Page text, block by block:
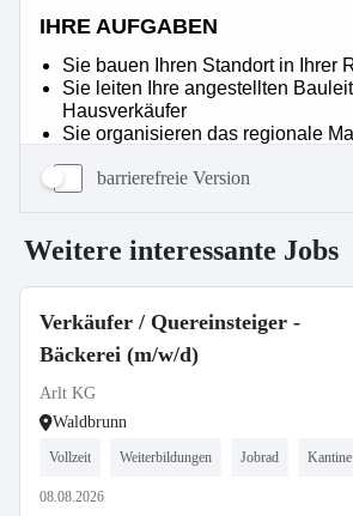
barrierefreie Version
Weitere interessante Jobs
Verkäufer / Quereinsteiger -
Bäckerei (m/w/d)
Arlt KG
Waldbrunn
Vollzeit Weiterbildungen Jobrad Kantine
08.08.2026